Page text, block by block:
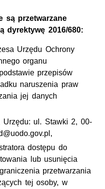
są przetwarzane
dyrektywę 2016/680:
Urzędu Ochrony
organu
przepisów
naruszenia praw
jej danych
Urzędu: ul. Stawki 2, 00-
dostępu do
lub usunięcia
przetwarzania
tej osoby, w